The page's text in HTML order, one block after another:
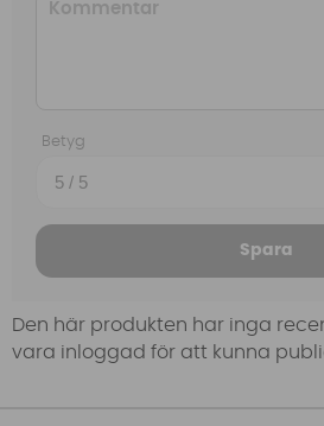
Betyg
Spara
Den här produkten har inga
vara inloggad för att kunna